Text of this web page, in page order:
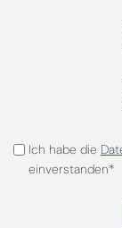
Ich habe die
einverstanden*